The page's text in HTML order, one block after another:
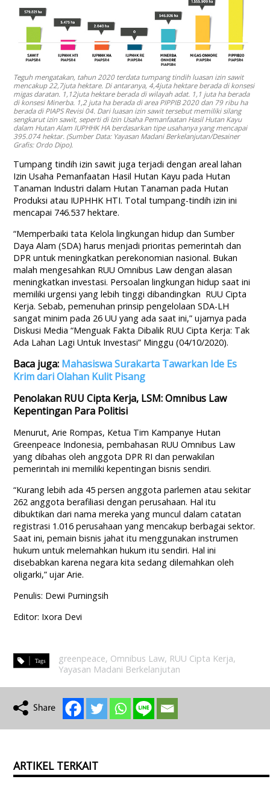
Teguh mengatakan, tahun 2020 terdata tumpang tindih luasan izin sawit
mencakup 22,7juta hektare. Di antaranya, 4,4juta hektare berada di konsesi
migas daratan. 1,12juta hektare berada di wilayah adat. 1,1 juta ha berada
di konsesi Minerba. 1,2 juta ha berada di area PIPPIB 2020 dan 79 ribu ha
berada di PIAPS Revisi 04. Dari luasan izin sawit tersebut memiliki silang
sengkarut izin sawit, seperti di Izin Usaha Pemanfaatan Hasil Hutan Kayu
dalam Hutan Alam IUPHHK HA berdasarkan tipe usahanya yang mencapai
395.074 hektar. (Sumber Data: Yayasan Madani Berkelanjutan/Desainer
Grafis: Ordo Dipo).
Tumpang tindih izin sawit juga terjadi dengan areal lahan
Izin Usaha Pemanfaatan Hasil Hutan Kayu pada Hutan
Tanaman Industri dalam Hutan Tanaman pada Hutan
Produksi atau IUPHHK HTI. Total tumpang-tindih izin ini
mencapai 746.537 hektare.
“Memperbaiki tata Kelola lingkungan hidup dan Sumber
Daya Alam (SDA) harus menjadi prioritas pemerintah dan
DPR untuk meningkatkan perekonomian nasional. Bukan
malah mengesahkan RUU Omnibus Law dengan alasan
meningkatkan investasi. Persoalan lingkungan hidup saat ini
memiliki urgensi yang lebih tinggi dibandingkan RUU Cipta
Kerja. Sebab, pemenuhan prinsip pengelolaan SDA-LH
sangat minim pada 26 UU yang ada saat ini,” ujarnya pada
Diskusi Media “Menguak Fakta Dibalik RUU Cipta Kerja: Tak
Ada Lahan Lagi Untuk Investasi” Minggu (04/10/2020).
Baca juga: Mahasiswa Surakarta Tawarkan Ide Es
Krim dari Olahan Kulit Pisang
Penolakan RUU Cipta Kerja, LSM: Omnibus Law
Kepentingan Para Politisi
Menurut, Arie Rompas, Ketua Tim Kampanye Hutan
Greenpeace Indonesia, pembahasan RUU Omnibus Law
yang dibahas oleh anggota DPR RI dan perwakilan
pemerintah ini memiliki kepentingan bisnis sendiri.
“Kurang lebih ada 45 persen anggota parlemen atau sekitar
262 anggota berafiliasi dengan perusahaan. Hal itu
dibuktikan dari nama mereka yang muncul dalam catatan
registrasi 1.016 perusahaan yang mencakup berbagai sektor.
Saat ini, pemain bisnis jahat itu menggunakan instrumen
hukum untuk melemahkan hukum itu sendiri. Hal ini
disebabkan karena negara kita sedang dilemahkan oleh
oligarki,” ujar Arie.
Penulis: Dewi Purningsih
Editor: Ixora Devi
greenpeace, Omnibus Law, RUU Cipta Kerja,
Yayasan Madani Berkelanjutan
ARTIKEL TERKAIT